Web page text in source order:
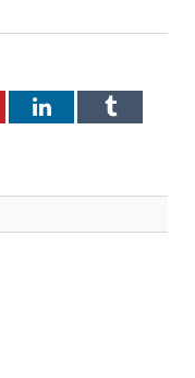
LinkedInTumblr